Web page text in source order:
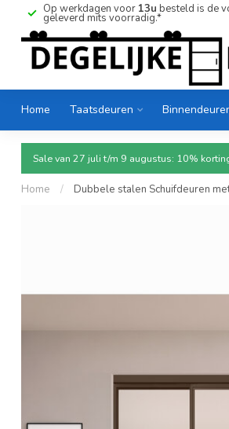
Op werkdagen voor 13u besteld is de
geleverd mits voorradig.*
Home Taatsdeuren
Sale van 27 juli t/m 9 augustus: 10%
Home / Dubbele stalen Schuifdeuren